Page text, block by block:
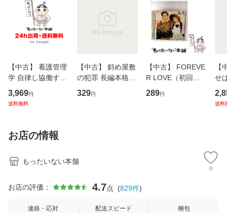
【中古】 看護管理
学 自律し協働する
専門職の看護マネ
ジメントスキル 改
恵 藤本幸三 / 南江
堂 [単行
3,969円
送料無料
【中古】 斜め屋敷
の犯罪 長編本格推
理小説 (光文社文
庫) / 島田荘司 / 光
329円
【中古】 FOREVE
R LOVE（初回生
産限定盤） / 清水
翔太×加藤ミリヤ /
289円
【
せ
タ
送料
お店の情報
もったいない本舗
0
お店の評価： 4.7点 (829件)
連絡・応対 配送スピード 梱包